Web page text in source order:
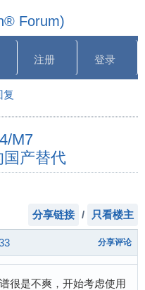
Forum)
注册 登录
复
M7
国产替代
分享链接 / 只看楼主
分享评论
很是不爽，开始考虑使用